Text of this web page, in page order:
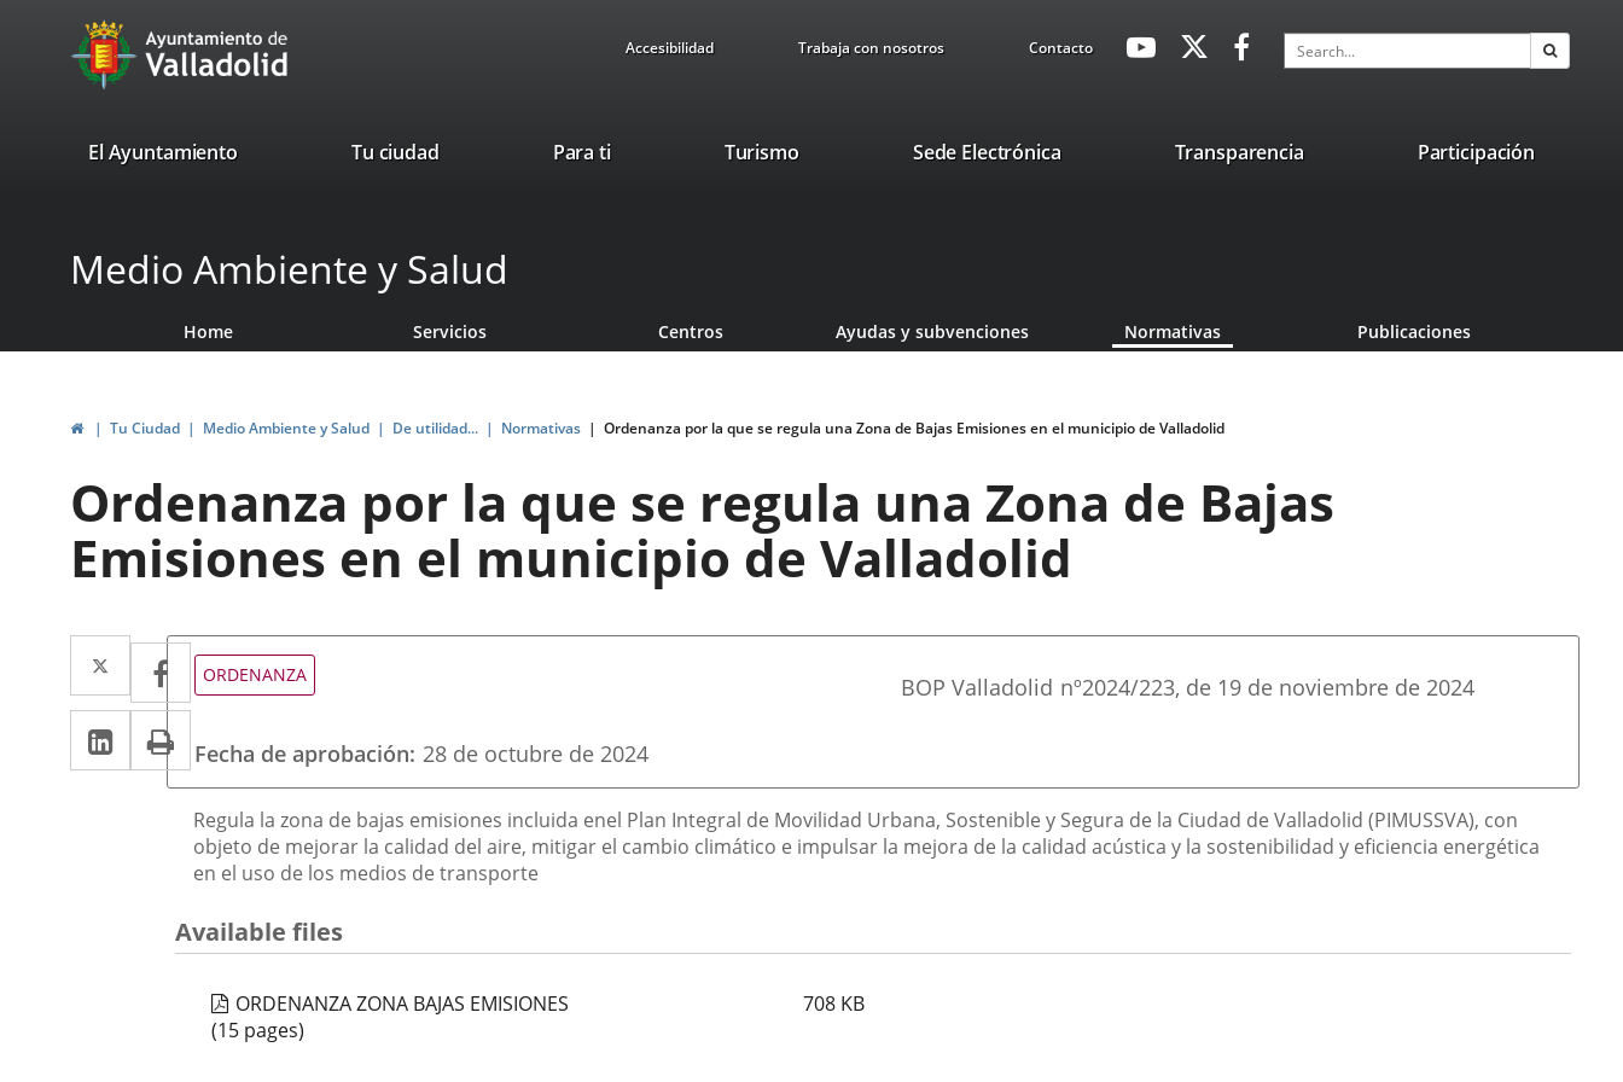
Portal
Web
Ayuntamiento
Valladolid
Accesibilidad Trabaja con nosotros ContactoavaHeaderSocial
Link
Link
application.
application.
Search
valladolid.es
El Ayuntamiento Tu ciudad Para ti TurismoThis
Sede ElectrónicaLink
Transparencia Participación
Medio Ambiente y Salud
Home Servicios Centros Ayudas y subvenciones Normativas Publicaciones
HomeTu Ciudad Medio Ambiente y Salud De utilidad... Normativas Ordenanza por la que se regula una Zona de Bajas Emisiones en el municipio de Valladolid
Ordenanza por la que se regula una Zona de Bajas
Emisiones en el municipio de Valladolid
Twitter
Enlace
a
una
aplicación
externa.
Facebook
Enlace
a
una
aplicación
externa.
Linkedin
Enlace
a
aplicación
externa.
Tipo
de
ORDENANZA
boletin
BOP Valladolid nº2024/223, de 19 de noviembre de 2024
Fecha de aprobación 28 de octubre de 2024
Descripción
Regula la zona de bajas emisiones incluida enel Plan Integral de Movilidad Urbana, Sostenible y Segura de la Ciudad de Valladolid (PIMUSSVA), con
objeto de mejorar la calidad del aire, mitigar el cambio climático e impulsar la mejora de la calidad acústica y la sostenibilidad y eficiencia energética
en el uso de los medios de transporte
Available files
ORDENANZA ZONA BAJAS EMISIONES 708 KB
(15 pages)